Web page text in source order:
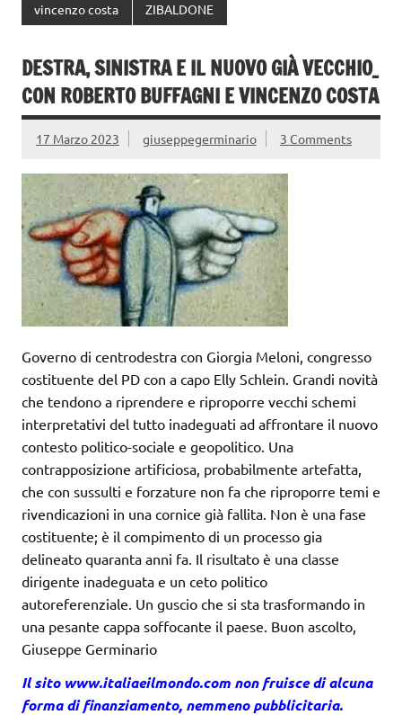
vincenzo costa ZIBALDONE
DESTRA, SINISTRA E IL NUOVO GIÀ VECCHIO_
CON ROBERTO BUFFAGNI E VINCENZO COSTA
17 Marzo 2023 giuseppegerminario 3 Comments
Governo di centrodestra con Giorgia Meloni, congresso
costituente del PD con a capo Elly Schlein. Grandi novità
che tendono a riprendere e riproporre vecchi schemi
interpretativi del tutto inadeguati ad affrontare il nuovo
contesto politico-sociale e geopolitico. Una
contrapposizione artificiosa, probabilmente artefatta,
che con sussulti e forzature non fa che riproporre temi e
rivendicazioni in una cornice già fallita. Non è una fase
costituente; è il compimento di un processo gia
delineato quaranta anni fa. Il risultato è una classe
dirigente inadeguata e un ceto politico
autoreferenziale. Un guscio che si sta trasformando in
una pesante cappa soffocante il paese. Buon ascolto,
Giuseppe Germinario
Il sito www.italiaeilmondo.com non fruisce di alcuna
forma di finanziamento, nemmeno pubblicitaria.